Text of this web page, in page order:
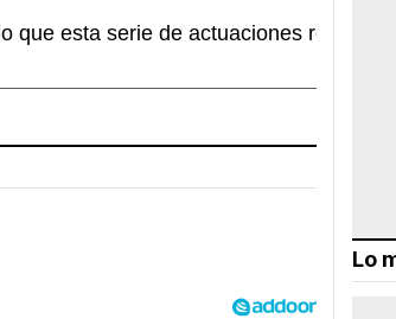
que esta serie de actuaciones
Lo